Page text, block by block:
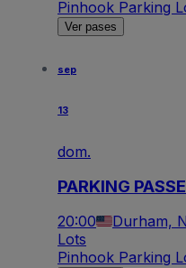
Pinhook Parking
Ver pases
sep
13
dom.
PARKING
20:00 Durham,
Lots
Pinhook Parking